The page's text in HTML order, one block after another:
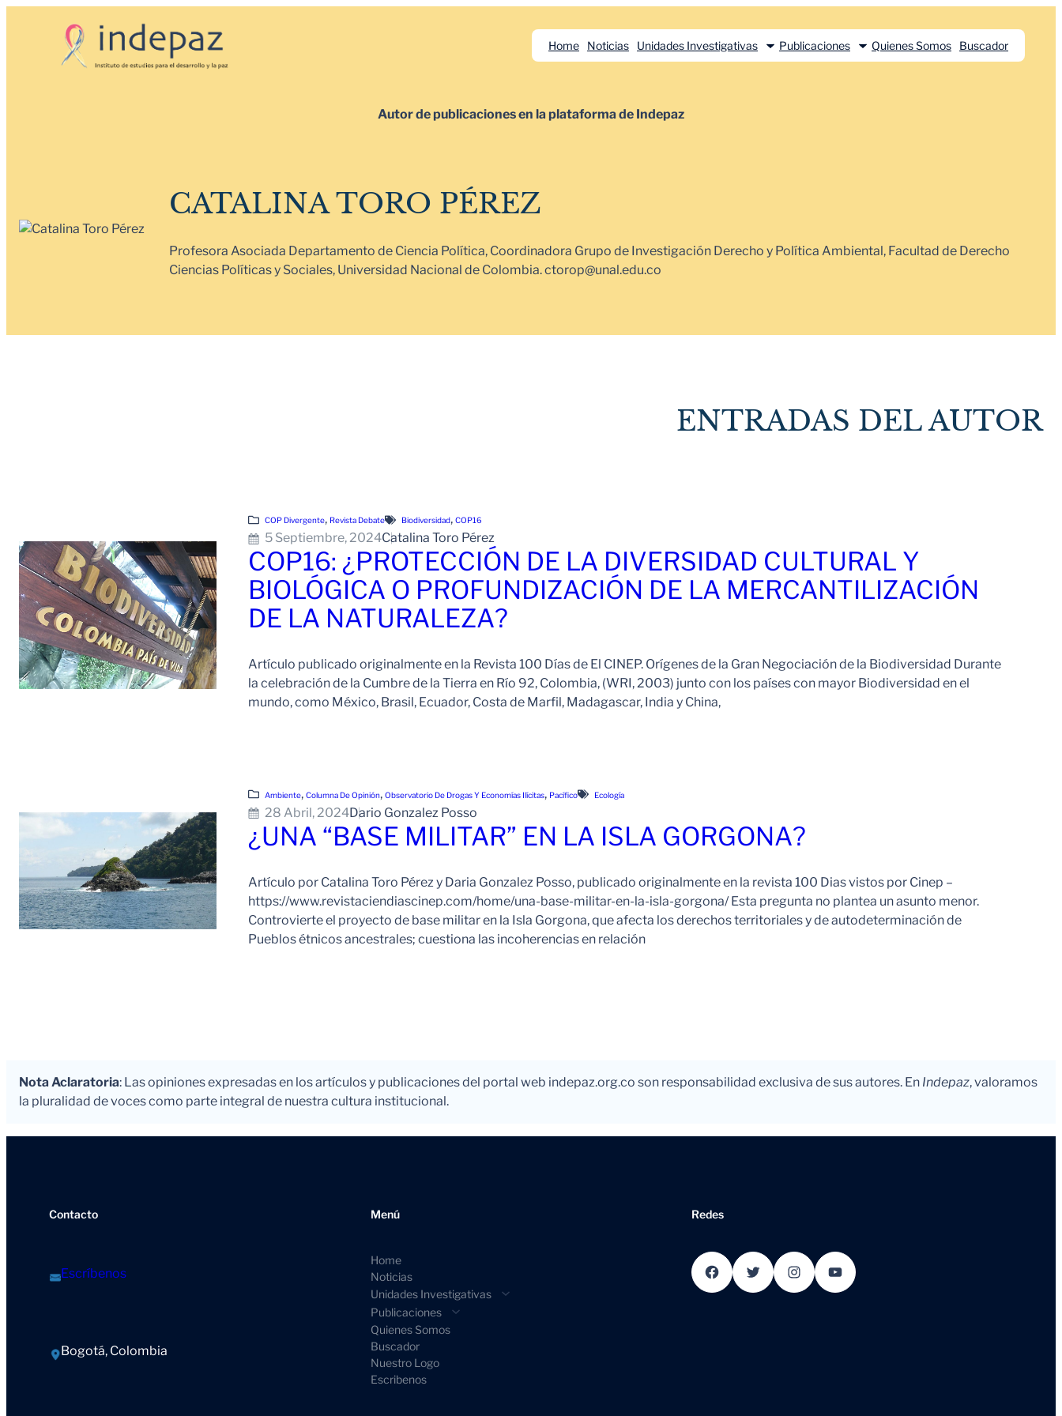
Home Noticias Unidades Investigativas Publicaciones Quienes Somos Buscador
Autor de publicaciones en la plataforma de Indepaz
CATALINA TORO PÉREZ
Profesora Asociada Departamento de Ciencia Política, Coordinadora Grupo de Investigación Derecho y Política Ambiental, Facultad de Derecho
Ciencias Políticas y Sociales, Universidad Nacional de Colombia. ctorop@unal.edu.co
ENTRADAS DEL AUTOR
COP Divergente, Revista Debate Biodiversidad, COP16
5 Septiembre, 2024Catalina Toro Pérez
COP16: ¿PROTECCIÓN DE LA DIVERSIDAD CULTURAL Y
BIOLÓGICA O PROFUNDIZACIÓN DE LA MERCANTILIZACIÓN
DE LA NATURALEZA?
Artículo publicado originalmente en la Revista 100 Días de El CINEP. Orígenes de la Gran Negociación de la Biodiversidad Durante
la celebración de la Cumbre de la Tierra en Río 92, Colombia, (WRI, 2003) junto con los países con mayor Biodiversidad en el
mundo, como México, Brasil, Ecuador, Costa de Marfil, Madagascar, India y China,
Ambiente, Columna De Opinión, Observatorio De Drogas Y Economías Ilícitas, Pacífico Ecología
28 Abril, 2024Dario Gonzalez Posso
¿UNA “BASE MILITAR” EN LA ISLA GORGONA?
Artículo por Catalina Toro Pérez y Daria Gonzalez Posso, publicado originalmente en la revista 100 Dias vistos por Cinep –
https://www.revistaciendiascinep.com/home/una-base-militar-en-la-isla-gorgona/ Esta pregunta no plantea un asunto menor.
Controvierte el proyecto de base militar en la Isla Gorgona, que afecta los derechos territoriales y de autodeterminación de
Pueblos étnicos ancestrales; cuestiona las incoherencias en relación
Nota Aclaratoria: Las opiniones expresadas en los artículos y publicaciones del portal web indepaz.org.co son responsabilidad exclusiva de sus autores. En Indepaz, valoramos
la pluralidad de voces como parte integral de nuestra cultura institucional.
Contacto
Escríbenos
Bogotá, Colombia
Menú
Home
Noticias
Unidades Investigativas
Publicaciones
Quienes Somos
Buscador
Nuestro Logo
Escribenos
Redes
Facebook Twitter Instagram YouTube